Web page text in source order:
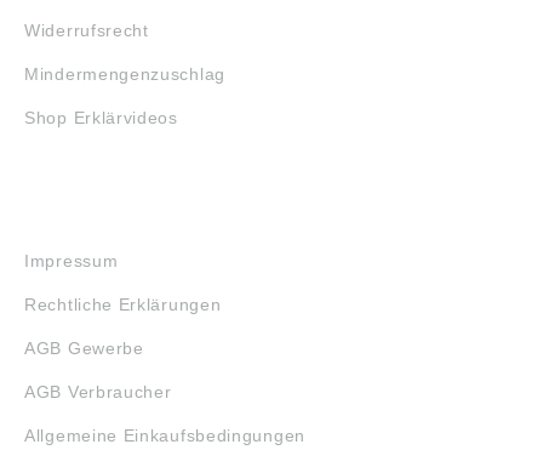
Widerrufsrecht
Mindermengenzuschlag
Shop Erklärvideos
Impressum
Rechtliche Erklärungen
AGB Gewerbe
AGB Verbraucher
Allgemeine Einkaufsbedingungen